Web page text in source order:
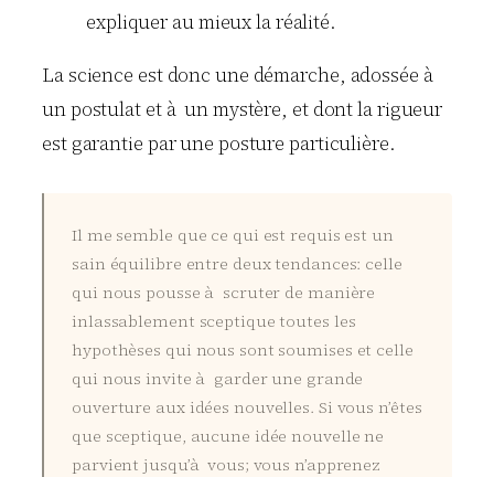
expliquer au mieux la réalité.
La science est donc une démarche, adossée à
un postulat et à un mystère, et dont la rigueur
est garantie par une posture particulière.
Il me semble que ce qui est requis est un
sain équilibre entre deux tendances: celle
qui nous pousse à scruter de manière
inlassablement sceptique toutes les
hypothèses qui nous sont soumises et celle
qui nous invite à garder une grande
ouverture aux idées nouvelles. Si vous n’êtes
que sceptique, aucune idée nouvelle ne
parvient jusqu’à vous; vous n’apprenez